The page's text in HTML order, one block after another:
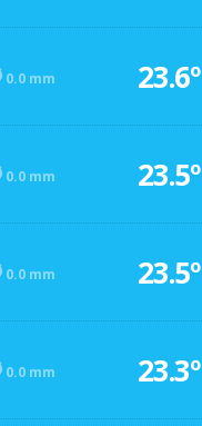
0.0 mm 23.6º
0.0 mm 23.5º
0.0 mm 23.5º
0.0 mm 23.3º